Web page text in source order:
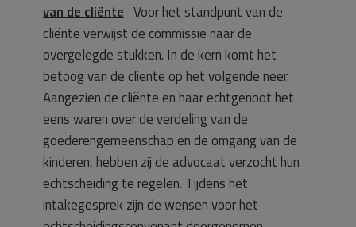
van de cliënte Voor het standpunt van de
cliënte verwijst de commissie naar de
overgelegde stukken. In de kern komt het
betoog van de cliënte op het volgende neer.
Aangezien de cliënte en haar echtgenoot het
eens waren over de verdeling van de
goederengemeenschap en de omgang van de
kinderen, hebben zij de advocaat verzocht hun
echtscheiding te regelen. Tijdens het
intakegesprek zijn de wensen voor het